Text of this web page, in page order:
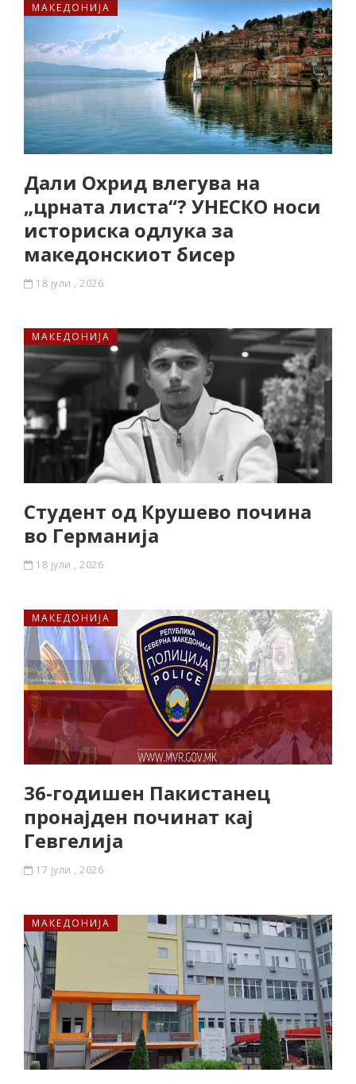
МАКЕДОНИЈА
Дали Охрид влегува на
„црната листа“? УНЕСКО носи
историска одлука за
македонскиот бисер
18 јули , 2026
МАКЕДОНИЈА
Студент од Крушево почина
во Германија
18 јули , 2026
МАКЕДОНИЈА
36-годишен Пакистанец
пронајден починат кај
Гевгелија
17 јули , 2026
МАКЕДОНИЈА